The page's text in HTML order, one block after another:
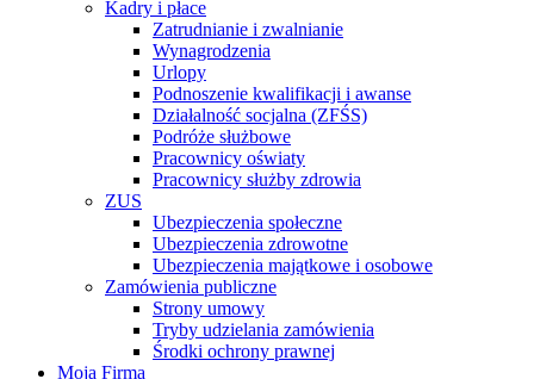
Kadry i płace
Zatrudnianie i zwalnianie
Wynagrodzenia
Urlopy
Podnoszenie kwalifikacji i awanse
Działalność socjalna (ZFŚS)
Podróże służbowe
Pracownicy oświaty
Pracownicy służby zdrowia
ZUS
Ubezpieczenia społeczne
Ubezpieczenia zdrowotne
Ubezpieczenia majątkowe i osobowe
Zamówienia publiczne
Strony umowy
Tryby udzielania zamówienia
Środki ochrony prawnej
Moja Firma